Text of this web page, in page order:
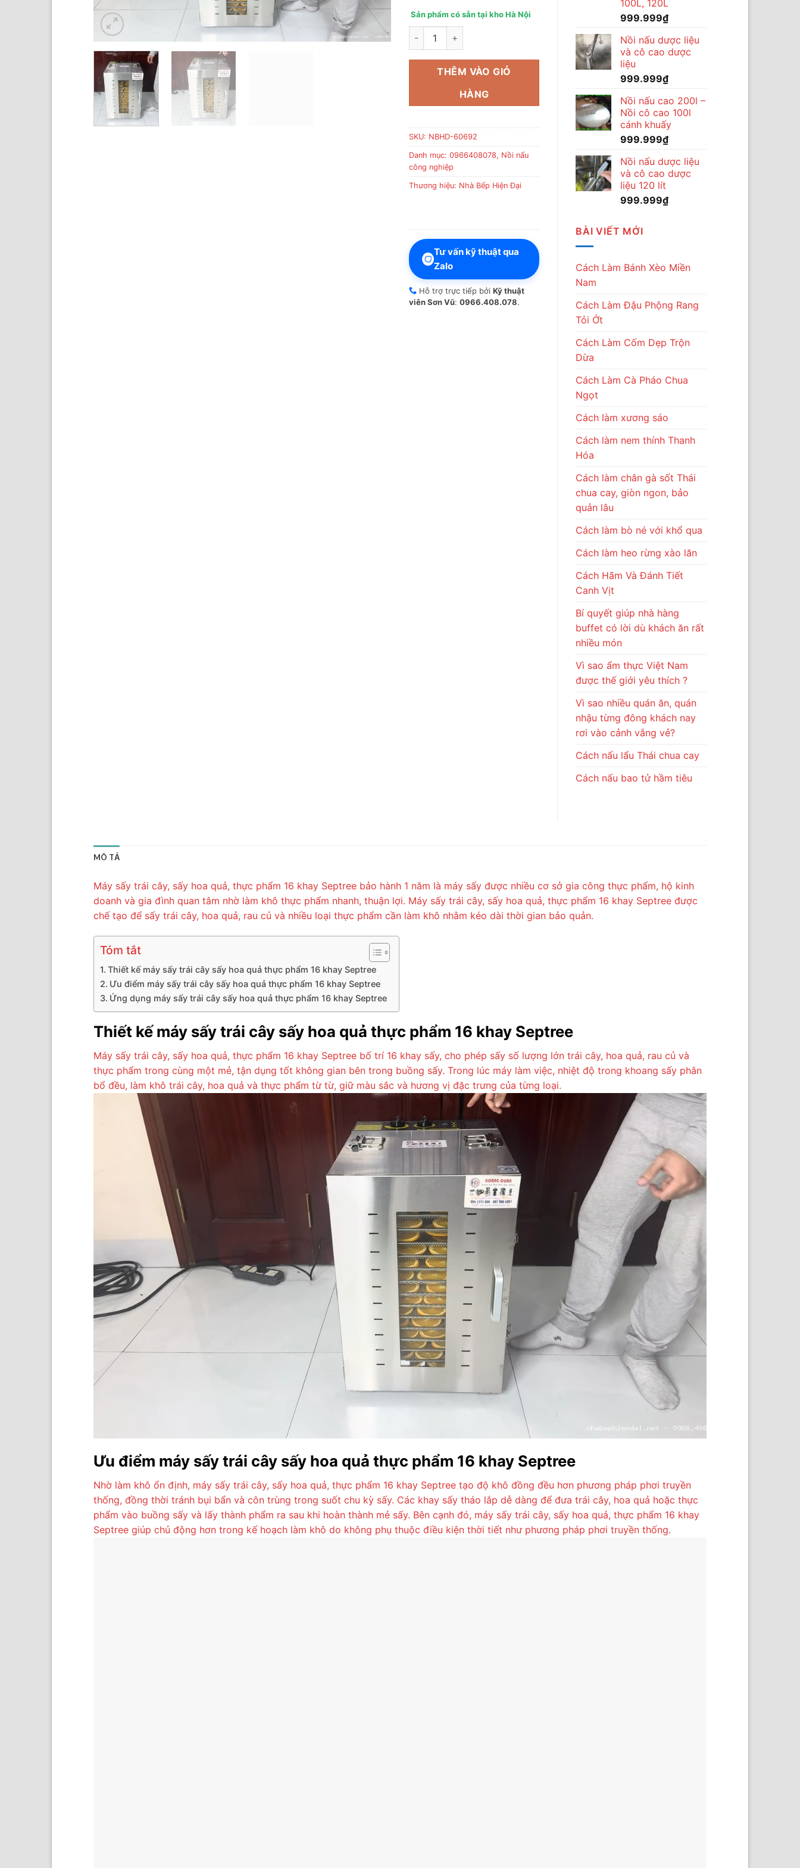
Sản phẩm có sẵn tại kho Hà Nội
Máy sấy trái cây sấy hoa quả 16 khay số lượng
THÊM VÀO GIỎ
HÀNG
SKU: NBHD-60692
Danh mục: 0966408078, Nồi nấu
công nghiệp
Thương hiệu: Nhà Bếp Hiện Đại
Tư vấn kỹ thuật qua
Zalo
Hỗ trợ trực tiếp bởi Kỹ thuật
viên Sơn Vũ: 0966.408.078.
100L, 120L
999.999₫
Nồi nấu dược liệu
và cô cao dược
liệu
999.999₫
Nồi nấu cao 200l –
Nồi cô cao 100l
cánh khuấy
999.999₫
Nồi nấu dược liệu
và cô cao dược
liệu 120 lít
999.999₫
BÀI VIẾT MỚI
Cách Làm Bánh Xèo Miền
Nam
Cách Làm Đậu Phộng Rang
Tỏi Ớt
Cách Làm Cốm Dẹp Trộn
Dừa
Cách Làm Cà Pháo Chua
Ngọt
Cách làm xương sáo
Cách làm nem thính Thanh
Hóa
Cách làm chân gà sốt Thái
chua cay, giòn ngon, bảo
quản lâu
Cách làm bò né với khổ qua
Cách làm heo rừng xào lăn
Cách Hãm Và Đánh Tiết
Canh Vịt
Bí quyết giúp nhà hàng
buffet có lời dù khách ăn rất
nhiều món
Vì sao ẩm thực Việt Nam
được thế giới yêu thích ?
Vì sao nhiều quán ăn, quán
nhậu từng đông khách nay
rơi vào cảnh vắng vẻ?
Cách nấu lẩu Thái chua cay
Cách nấu bao tử hầm tiêu
MÔ TẢ
Máy sấy trái cây, sấy hoa quả, thực phẩm 16 khay Septree bảo hành 1 năm là máy sấy được nhiều cơ sở gia công thực phẩm, hộ kinh
doanh và gia đình quan tâm nhờ làm khô thực phẩm nhanh, thuận lợi. Máy sấy trái cây, sấy hoa quả, thực phẩm 16 khay Septree được
chế tạo để sấy trái cây, hoa quả, rau củ và nhiều loại thực phẩm cần làm khô nhằm kéo dài thời gian bảo quản.
Tóm tắt
Thiết kế máy sấy trái cây sấy hoa quả thực phẩm 16 khay Septree
Ưu điểm máy sấy trái cây sấy hoa quả thực phẩm 16 khay Septree
Ứng dụng máy sấy trái cây sấy hoa quả thực phẩm 16 khay Septree
Thiết kế máy sấy trái cây sấy hoa quả thực phẩm 16 khay Septree
Máy sấy trái cây, sấy hoa quả, thực phẩm 16 khay Septree bố trí 16 khay sấy, cho phép sấy số lượng lớn trái cây, hoa quả, rau củ và
thực phẩm trong cùng một mẻ, tận dụng tốt không gian bên trong buồng sấy. Trong lúc máy làm việc, nhiệt độ trong khoang sấy phân
bổ đều, làm khô trái cây, hoa quả và thực phẩm từ từ, giữ màu sắc và hương vị đặc trưng của từng loại.
Ưu điểm máy sấy trái cây sấy hoa quả thực phẩm 16 khay Septree
Nhờ làm khô ổn định, máy sấy trái cây, sấy hoa quả, thực phẩm 16 khay Septree tạo độ khô đồng đều hơn phương pháp phơi truyền
thống, đồng thời tránh bụi bẩn và côn trùng trong suốt chu kỳ sấy. Các khay sấy tháo lắp dễ dàng để đưa trái cây, hoa quả hoặc thực
phẩm vào buồng sấy và lấy thành phẩm ra sau khi hoàn thành mẻ sấy. Bên cạnh đó, máy sấy trái cây, sấy hoa quả, thực phẩm 16 khay
Septree giúp chủ động hơn trong kế hoạch làm khô do không phụ thuộc điều kiện thời tiết như phương pháp phơi truyền thống.